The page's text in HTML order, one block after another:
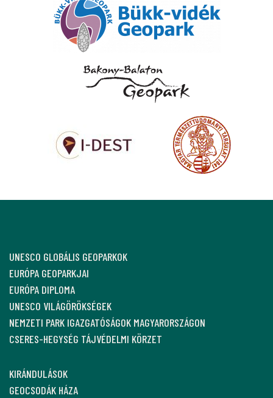
UNESCO GLOBÁLIS GEOPARKOK
EURÓPA GEOPARKJAI
EURÓPA DIPLOMA
UNESCO VILÁGÖRÖKSÉGEK
NEMZETI PARK IGAZGATÓSÁGOK MAGYARORSZÁGON
CSERES-HEGYSÉG TÁJVÉDELMI KÖRZET
KIRÁNDULÁSOK
GEOCSODÁK HÁZA